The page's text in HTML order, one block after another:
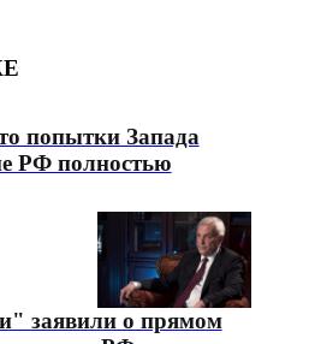
попытки Запада
РФ полностью
заявили о прямом